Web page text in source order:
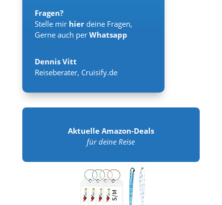
Fragen?
Stelle mir hier deine Fragen,
Gerne auch per Whatsapp
Dennis Vitt
Reiseberater, Cruisify.de
Aktuelle Amazon-Deals
für deine Reise